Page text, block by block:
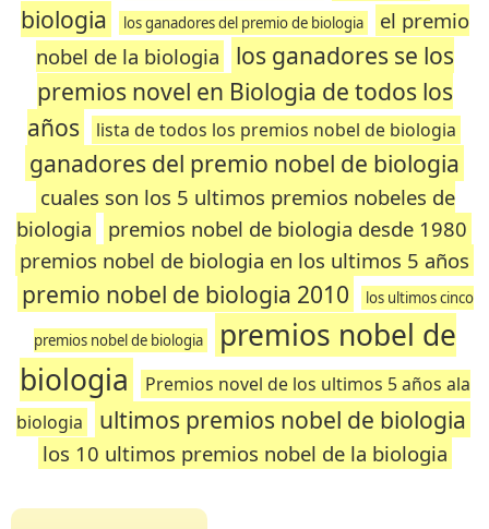
biologia
los ganadores del premio de biologia
el premio
nobel de la biologia
los ganadores se los
premios novel en Biologia de todos los
años
lista de todos los premios nobel de biologia
ganadores del premio nobel de biologia
cuales son los 5 ultimos premios nobeles de
biologia
premios nobel de biologia desde 1980
premios nobel de biologia en los ultimos 5 años
premio nobel de biologia 2010 los ultimos cinco
premios nobel de biologia
premios nobel de
biologia
Premios novel de los ultimos 5 años ala
biologia
ultimos premios nobel de biologia
los 10 ultimos premios nobel de la biologia